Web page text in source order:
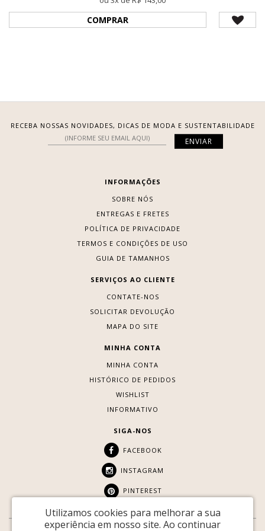
COMPRAR
RECEBA NOSSAS NOVIDADES, DICAS DE MODA E SUSTENTABILIDADE
INFORMAÇÕES
SOBRE NÓS
ENTREGAS E FRETES
POLÍTICA DE PRIVACIDADE
TERMOS E CONDIÇÕES DE USO
GUIA DE TAMANHOS
SERVIÇOS AO CLIENTE
CONTATE-NOS
SOLICITAR DEVOLUÇÃO
MAPA DO SITE
MINHA CONTA
MINHA CONTA
HISTÓRICO DE PEDIDOS
WISHLIST
INFORMATIVO
SIGA-NOS
FACEBOOK
INSTAGRAM
PINTEREST
Utilizamos cookies para melhorar a sua
experiência em nosso site. Ao continuar